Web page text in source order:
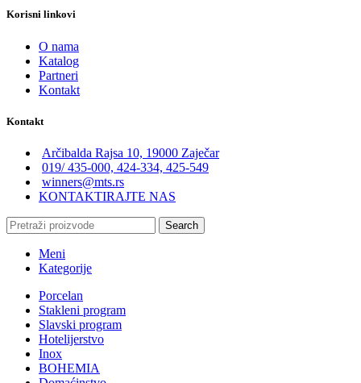
Korisni linkovi
O nama
Katalog
Partneri
Kontakt
Kontakt
Arčibalda Rajsa 10, 19000 Zaječar
019/ 435-000, 424-334, 425-549
winners@mts.rs
KONTAKTIRAJTE NAS
Search
Meni
Kategorije
Porcelan
Stakleni program
Slavski program
Hotelijerstvo
Inox
BOHEMIA